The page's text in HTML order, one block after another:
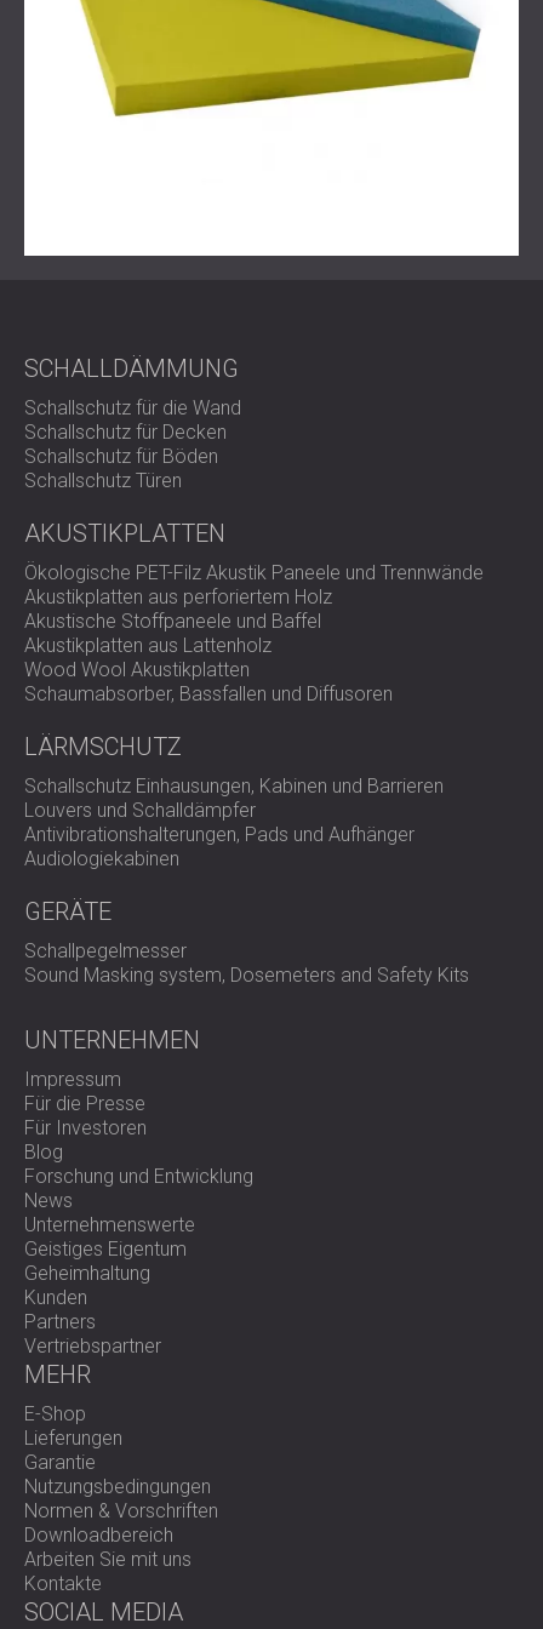
SCHALLDÄMMUNG
Schallschutz für die Wand
Schallschutz für Decken
Schallschutz für Böden
Schallschutz Türen
AKUSTIKPLATTEN
Ökologische PET-Filz Akustik Paneele und Trennwände
Akustikplatten aus perforiertem Holz
Akustische Stoffpaneele und Baffel
Akustikplatten aus Lattenholz
Wood Wool Akustikplatten
Schaumabsorber, Bassfallen und Diffusoren
LÄRMSCHUTZ
Schallschutz Einhausungen, Kabinen und Barrieren
Louvers und Schalldämpfer
Antivibrationshalterungen, Pads und Aufhänger
Audiologiekabinen
GERÄTE
Schallpegelmesser
Sound Masking system, Dosemeters and Safety Kits
UNTERNEHMEN
Impressum
Für die Presse
Für Investoren
Blog
Forschung und Entwicklung
News
Unternehmenswerte
Geistiges Eigentum
Geheimhaltung
Kunden
Partners
Vertriebspartner
MEHR
E-Shop
Lieferungen
Garantie
Nutzungsbedingungen
Normen & Vorschriften
Downloadbereich
Arbeiten Sie mit uns
Kontakte
SOCIAL MEDIA